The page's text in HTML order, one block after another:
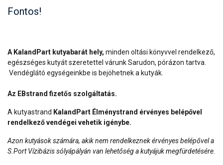
Fontos!
A KalandPart kutyabarát hely, minden oltási könyvvel rendelkező,
egészséges kutyát szeretettel várunk Sarudon, pórázon tartva.
Vendéglátó egységeinkbe is bejöhetnek a kutyák.
Az EBstrand fizetős szolgáltatás.
A kutyastrand KalandPart Élménystrand érvényes belépővel
rendelkező vendégei vehetik igénybe.
Azon kutyások számára, akik nem rendelkeznek érvényes belépővel a
S.Port Vízibázis sólyápályán van lehetőség a kutyájuk megfürdetésére.